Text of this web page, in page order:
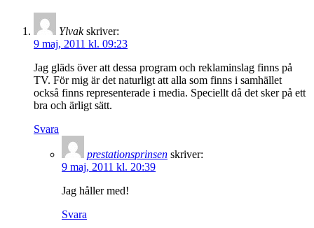
Ylvak skriver:
9 maj, 2011 kl. 09:23
Jag gläds över att dessa program och reklaminslag finns på
TV. För mig är det naturligt att alla som finns i samhället
också finns representerade i media. Speciellt då det sker på ett
bra och ärligt sätt.
Svara
prestationsprinsen skriver:
9 maj, 2011 kl. 20:39
Jag håller med!
Svara